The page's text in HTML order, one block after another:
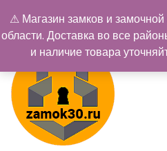
содержимому
⚠ Магазин замков и
области. Доставка во все
и наличие товара